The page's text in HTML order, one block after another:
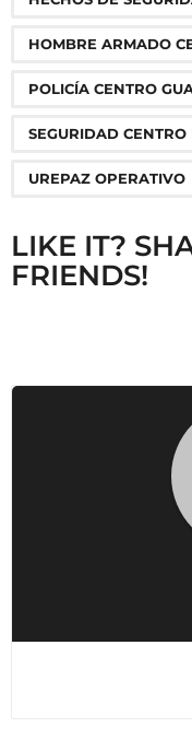
HOMBRE ARMADO
POLICÍA CENTRO
SEGURIDAD
UREPAZ OPERATIVO
LIKE IT?
FRIENDS!